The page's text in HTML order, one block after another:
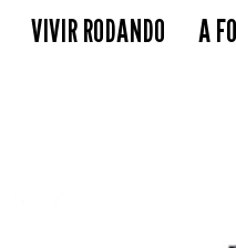
VIVIR RODANDO A